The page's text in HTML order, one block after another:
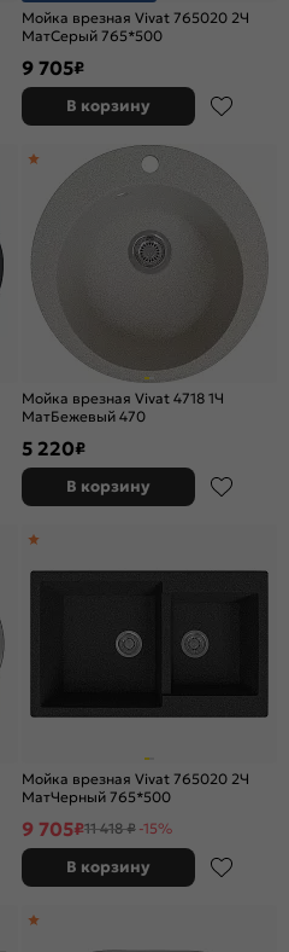
Мойка врезная Vivat 765020 2Ч
МатСерый 765*500
9 705₽
В корзину
Мойка врезная Vivat 4718 1Ч
МатБежевый 470
5 220₽
В корзину
Мойка врезная Vivat 765020 2Ч
МатЧерный 765*500
9 705₽11 418 ₽ -15%
В корзину